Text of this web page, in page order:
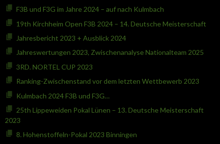
F3B und F3G im Jahre 2024 – auf nach Kulmbach
19th Kirchheim Open F3B 2024 – 14. Deutsche Meisterschaft
Jahresbericht 2023 + Ausblick 2024
Jahreswertungen 2023, Zwischenanalyse Nationalteam 2025
3RD. NORTEL CUP 2023
Ranking-Zwischenstand vor dem letzten Wettbewerb 2023
Kulmbach 2024 F3B und F3G…
25th Lippeweiden Pokal Lünen – 13. Deutsche Meisterschaft
2023
8. Hohenstoffeln-Pokal 2023 Binningen